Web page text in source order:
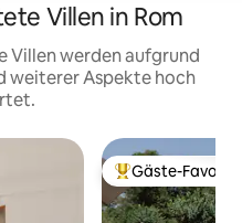
Villen in Rom
Villen werden aufgrund
weiterer Aspekte hoch
Beliebter Gäste-
Gäste-Favorit